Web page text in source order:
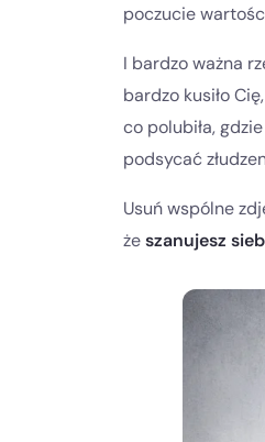
poczucie
I bardzo ważna
bardzo kusiło
co polubiła,
podsycać
Usuń wspólne
żeszanujesz